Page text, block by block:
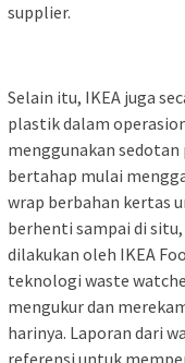
supplier.
Selain itu, IKEA juga
plastik dalam
menggunakan
bertahap mulai
wrap berbahan kertas
berhenti sampai di
dilakukan oleh IKEA
teknologi waste
mengukur dan
harinya. Laporan dari